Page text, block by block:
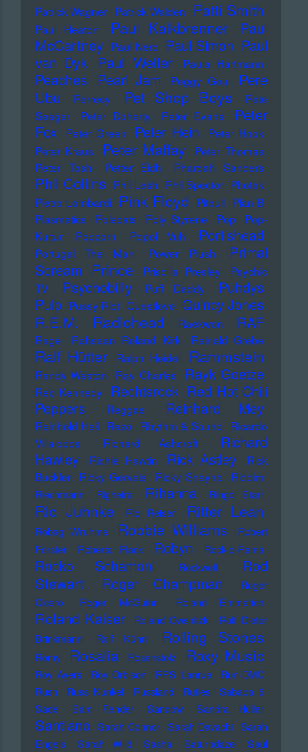
Patrick Wagner Patrick Walden Patti Smith
Paul Heaton Paul Kalkbrenner
Paul
McCartney Paul Nero Paul Simon Paul
van Dyk Paul Weller Paula Hartmann
Peaches Pearl Jam Peggy Gou
Pere
Ubu
Perrecy Pet Shop Boys
Pete
Seeger
Peter Doherty Peter Evans
Peter
Fox
Peter Green Peter Hein
Peter Hook
Peter Kraus
Peter Maffay
Peter Thomas
Peter Tosh
Petter Eldh Pharoah Sanders
Phil Collins Phil Lesh Phil Spector Photek
Pietro Lombardi
Pink Floyd Pitbull Plan B
Plasmatics
Polecats Poly Styrene Pop
Pop-
Kultur
Popcorn Popol Vuh Portishead
Portugal The Man Power Plush
Primal
Scream
Prince Priscilla Presley
Psychic
TV
Psychobilly Puff Daddy
Puhdys
Pulp Pussy Riot Questlove Quincy Jones
R.E.M. Radiohead Raekwon RAF
Rage Rahsaan Roland Kirk Rainald Grebe
Ralf Hütter Ralph Heidel Rammstein
Randy Weston Ray Charles Rayk Goetze
Reb Kennedy Rechtsrock Red Hot Chili
Peppers
Reggae Reinhard Mey
Reinhold Heil Rezo Rhythm & Sound Ricardo
Villalobos
Richard Ashcroft
Richard
Hawley
Richie Hawtin Rick Astley
Rick
Buckler
Ricky Gervais Ricky Shayne Riddim
Riechmann Righeira Rihanna Ringo Starr
Rio Juhnke Rio Reiser Ritter Lean
Robag Wruhme Robbie Williams
Robert
Forster
Roberta Flack Robyn Rock-o-Rama
Rocko Schamoni Rockwell
Rod
Stewart
Roger Champman
Roger
Cicero
Roger McGuinn Roland Emmerich
Roland Kaiser Roland Owsnitzki
Rolf Dieter
Brinkmann
Rolf Kühn Rolling Stones
Romy Rosalia Rosenstolz Roxy Music
Roy Ayers Roy Orbison RPS Lanrue
Run-DMC
Rush
Russ Kunkel Russland Rutles
Sababa 5
Sade
Sam Fender Sandow Sandra Hüller
Santiano Sarah Connor Sarah Davachi Sarah
Engels
Sarah Wild Sasha Saturndaze
Saul